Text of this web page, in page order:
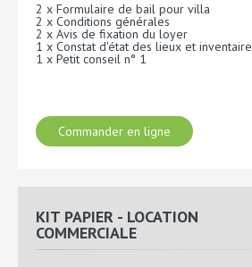
2 x Formulaire de bail pour villa
2 x Conditions générales
2 x Avis de fixation du loyer
1 x Constat d'état des lieux et inventaire
1 x Petit conseil n° 1
Commander en ligne
KIT PAPIER - LOCATION
COMMERCIALE